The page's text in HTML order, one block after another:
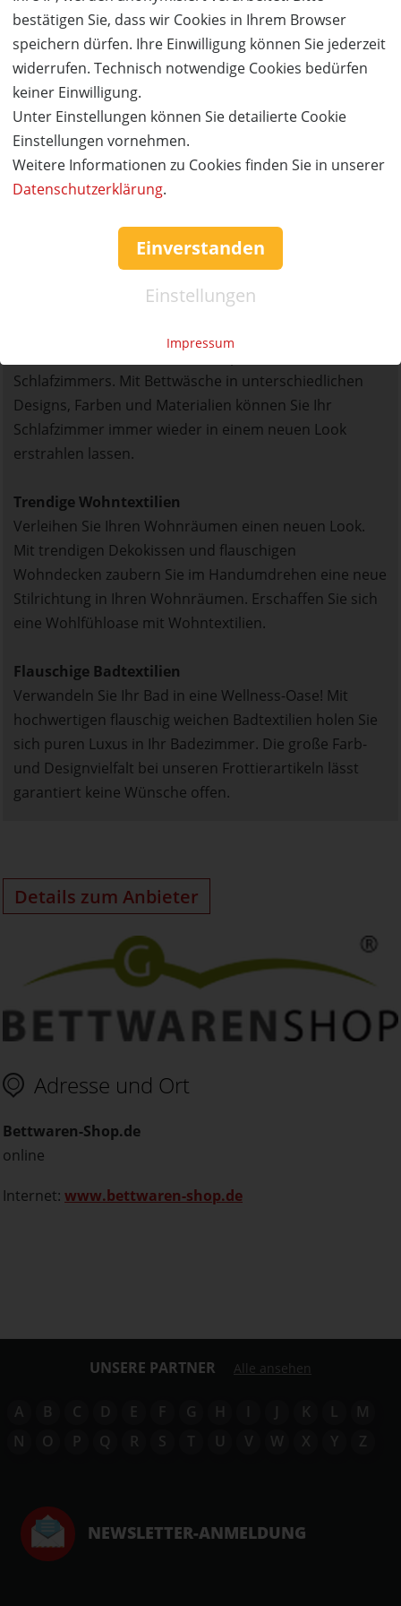
bestätigen Sie, dass wir Cookies in Ihrem Browser
speichern dürfen. Ihre Einwilligung können Sie jederzeit
widerrufen. Technisch notwendige Cookies bedürfen
keiner Einwilligung.
Unter Einstellungen können Sie detailierte Cookie
Einstellungen vornehmen.
Weitere Informationen zu Cookies finden Sie in unserer
Datenschutzerklärung.
Einverstanden
Einstellungen
Impressum
und Ross sowie hochwertige Nachwäsche von Mey und
Schiesser. Für ein schönes Ambiente Zuhause haben
Premiummarken Tommy Hilfiger und JOOP! die
passenden Produkte im Sortiment.
Traumhafte Preise
Für jedes Budget das richtige Produkt. Ob hochwertige
Markenqualität von Elegante, Fleuresse oder Janine,
wie Marc-O-Polo, Essenza oder Covers & Co., bei uns
finden Sie zahlreiche Bettwäsche, Bettdecken, Bad-
oder Wohntextilien zu traumhaft reduzierten Preisen.
Gestalten Sie Ihr Bett zum Mittelpunkt Ihres
Schlafzimmers. Mit Bettwäsche in unterschiedlichen
Designs, Farben und Materialien können Sie Ihr
Schlafzimmer immer wieder in einem neuen Look
erstrahlen lassen.
Trendige Wohntextilien
Verleihen Sie Ihren Wohnräumen einen neuen Look.
Mit trendigen Dekokissen und flauschigen
Wohndecken zaubern Sie im Handumdrehen eine neue
Stilrichtung in Ihren Wohnräumen. Erschaffen Sie sich
eine Wohlfühloase mit Wohntextilien.
Flauschige Badtextilien
Verwandeln Sie Ihr Bad in eine Wellness-Oase! Mit
hochwertigen flauschig weichen Badtextilien holen Sie
sich puren Luxus in Ihr Badezimmer. Die große Farb-
und Designvielfalt bei unseren Frottierartikeln lässt
garantiert keine Wünsche offen.
Details zum Anbieter
Adresse und Ort
Bettwaren-Shop.de
online
Internet: www.bettwaren-shop.de
UNSERE PARTNER Alle ansehen
A B C D E F G H I J K L
M
N
O P Q R S T U V W X Y Z
NEWSLETTER-ANMELDUNG